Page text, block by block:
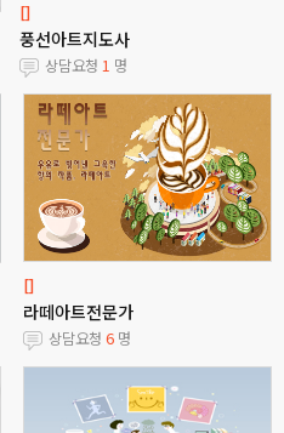
[]
풍선아트지도사
상담요청 1 명
[]
라떼아트전문가
상담요청 6명